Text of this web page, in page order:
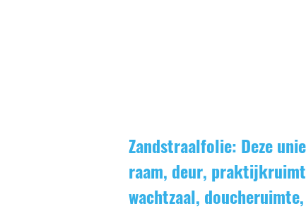
Zandstraalfolie: Deze
raam, deur,
wachtzaal,